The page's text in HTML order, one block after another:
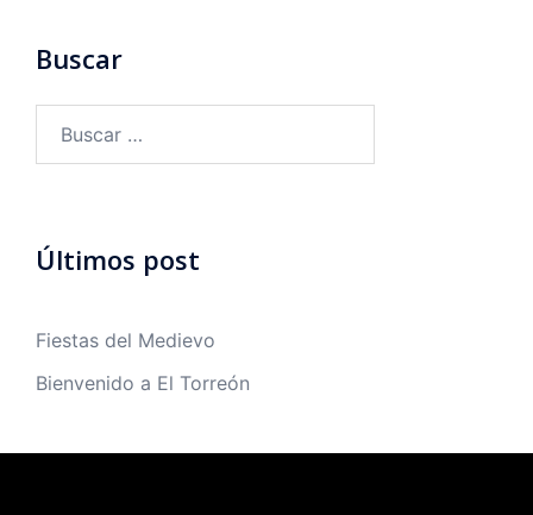
Buscar
Últimos post
Fiestas del Medievo
Bienvenido a El Torreón